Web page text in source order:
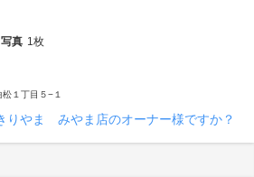
写真 1枚
１丁目５−１
りやま みやま店のオーナー様ですか？